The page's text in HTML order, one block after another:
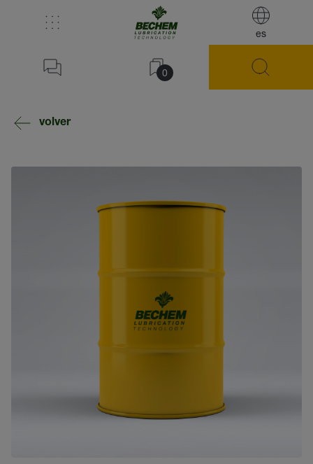
es
0
volver